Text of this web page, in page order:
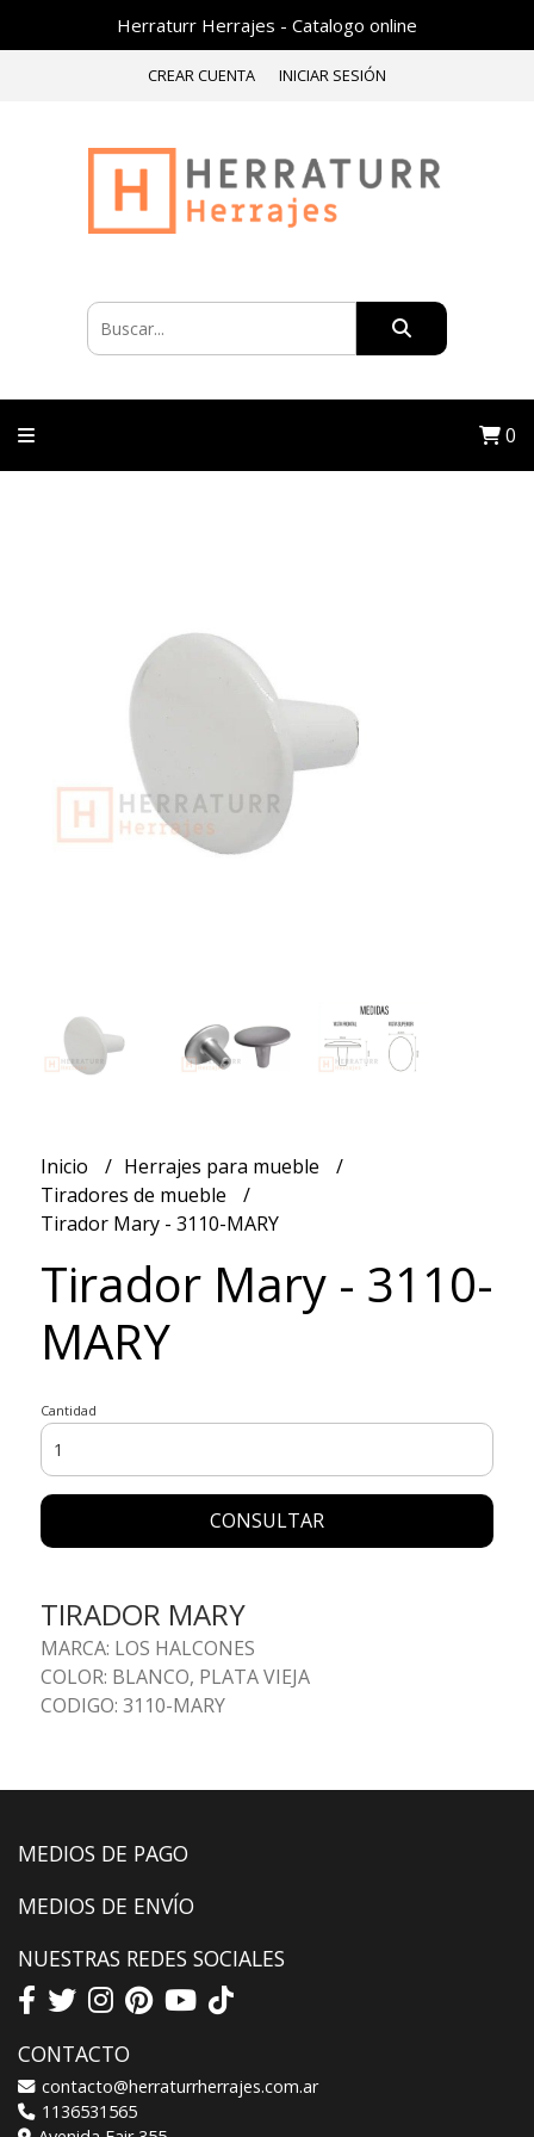
Herraturr Herrajes - Catalogo online
CREAR CUENTA INICIAR SESIÓN
0
Inicio
Herrajes para mueble
Tiradores de mueble
Tirador Mary - 3110-MARY
Tirador Mary - 3110-
MARY
Cantidad
CONSULTAR
TIRADOR MARY
MARCA: LOS HALCONES
COLOR: BLANCO, PLATA VIEJA
CODIGO: 3110-MARY
MEDIOS DE PAGO
MEDIOS DE ENVÍO
NUESTRAS REDES SOCIALES
CONTACTO
contacto@herraturrherrajes.com.ar
1136531565